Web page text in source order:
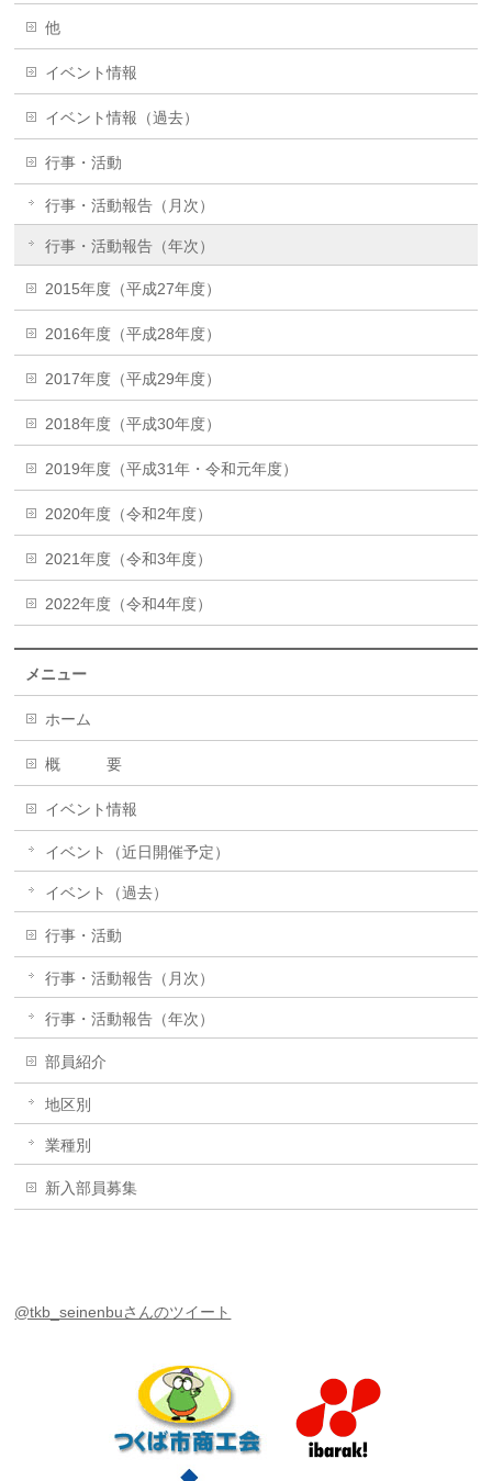
他
イベント情報
イベント情報（過去）
行事・活動
行事・活動報告（月次）
行事・活動報告（年次）
2015年度（平成27年度）
2016年度（平成28年度）
2017年度（平成29年度）
2018年度（平成30年度）
2019年度（平成31年・令和元年度）
2020年度（令和2年度）
2021年度（令和3年度）
2022年度（令和4年度）
メニュー
ホーム
概 要
イベント情報
イベント（近日開催予定）
イベント（過去）
行事・活動
行事・活動報告（月次）
行事・活動報告（年次）
部員紹介
地区別
業種別
新入部員募集
@tkb_seinenbuさんのツイート